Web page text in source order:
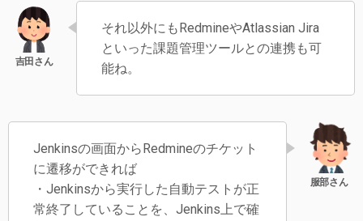
それ以外にもRedmineやAtlassian Jira
といった課題管理ツールとの連携も可
能ね。
Jenkinsの画面からRedmineのチケット
に遷移ができれば
・Jenkinsから実行した自動テストが正
常終了していることを、Jenkins上で確